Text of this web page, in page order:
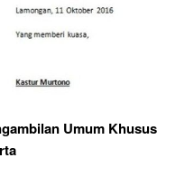
Umum Khusus